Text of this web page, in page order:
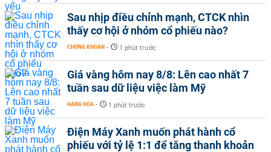
Sau nhịp điều chỉnh mạnh, CTCK nhìn
thấy cơ hội ở nhóm cổ phiếu nào?
CHỨNG KHOÁN - 1 phút trước
Giá vàng hôm nay 8/8: Lên cao nhất 7
tuần sau dữ liệu việc làm Mỹ
HÀNG HÓA - 1 phút trước
Điện Máy Xanh muốn phát hành cổ
phiếu với tỷ lệ 1:1 để tăng thanh khoản